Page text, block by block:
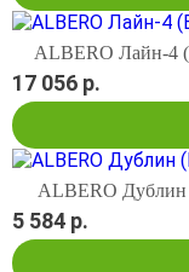
ALBERO Лайн-4
17 056 р.
ALBERO Дублин
5 584 р.